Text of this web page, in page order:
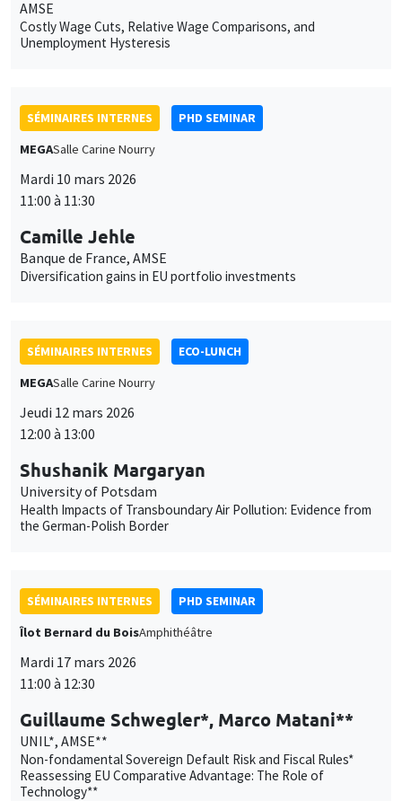
AMSE
Costly Wage Cuts, Relative Wage Comparisons, and
Unemployment Hysteresis
SÉMINAIRES INTERNES
PHD SEMINAR
MEGASalle Carine Nourry
Mardi 10 mars 2026
11:00 à 11:30
Camille Jehle
Banque de France, AMSE
Diversification gains in EU portfolio investments
SÉMINAIRES INTERNES
ECO-LUNCH
MEGASalle Carine Nourry
Jeudi 12 mars 2026
12:00 à 13:00
Shushanik Margaryan
University of Potsdam
Health Impacts of Transboundary Air Pollution: Evidence from
the German-Polish Border
SÉMINAIRES INTERNES
PHD SEMINAR
Îlot Bernard du BoisAmphithéâtre
Mardi 17 mars 2026
11:00 à 12:30
Guillaume Schwegler*, Marco Matani**
UNIL*, AMSE**
Non-fondamental Sovereign Default Risk and Fiscal Rules*
Reassessing EU Comparative Advantage: The Role of
Technology**